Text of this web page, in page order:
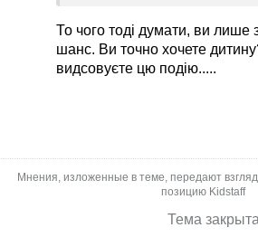
´явиться, то зникне .. і все
То чого тоді думати, ви лише
шанс. Ви точно хочете
видсовуєте цю подію.....
Мнения, изложенные в теме, передают
позицию Kidstaff
Тема